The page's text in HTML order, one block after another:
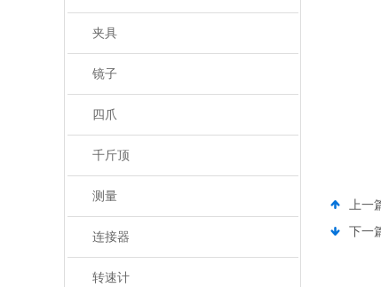
夹具
镜子
四爪
千斤顶
测量
连接器
转速计
上一
下一